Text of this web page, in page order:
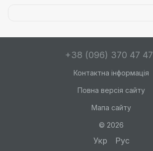
+38 (096) 370 47 47
Контактна інформація
Повна версія сайту
Мапа сайту
© 2026
Укр Рус